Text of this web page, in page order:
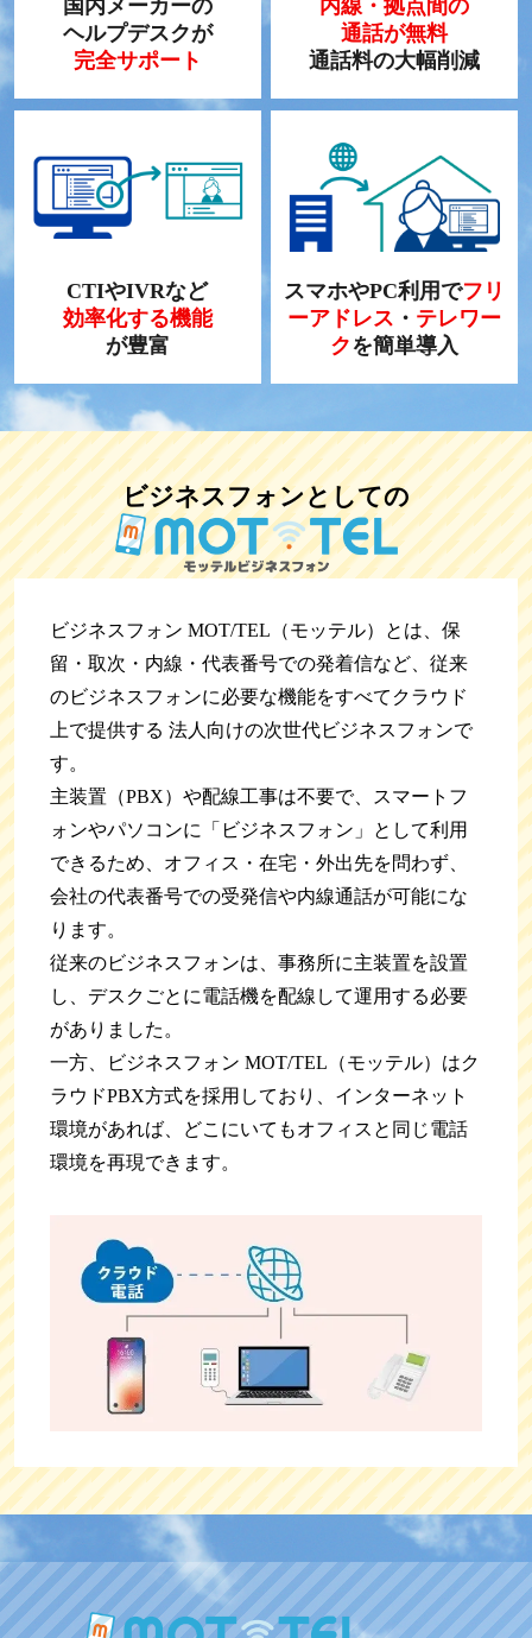
国内メーカーの
ヘルプデスクが
完全サポート
内線・拠点間の
通話が無料
通話料の大幅削減
CTIやIVRなど
効率化する機能
が豊富
スマホやPC利用でフリ
ーアドレス ・ テレワー
クを簡単導入
ビジネスフォンとしての
ビジネスフォン MOT/TEL（モッテル）とは、保
留・取次・内線・代表番号での発着信など、従来
のビジネスフォンに必要な機能をすべてクラウド
上で提供する 法人向けの次世代ビジネスフォンで
す。
主装置（PBX）や配線工事は不要で、スマートフ
ォンやパソコンに「ビジネスフォン」として利用
できるため、オフィス・在宅・外出先を問わず、
会社の代表番号での受発信や内線通話が可能にな
ります。
従来のビジネスフォンは、事務所に主装置を設置
し、デスクごとに電話機を配線して運用する必要
がありました。
一方、ビジネスフォン MOT/TEL（モッテル）はク
ラウドPBX方式を採用しており、インターネット
環境があれば、どこにいてもオフィスと同じ電話
環境を再現できます。